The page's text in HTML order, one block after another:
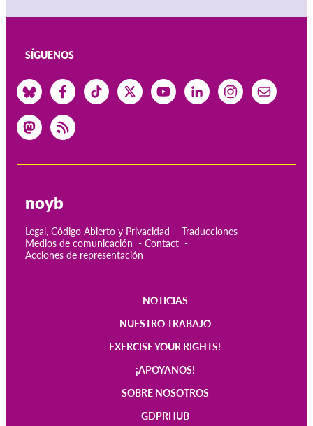
SÍGUENOS
noyb
Legal, Código Abierto y Privacidad
Traducciones
Medios de comunicación
Contact
Acciones de representación
NOTICIAS
NUESTRO TRABAJO
EXERCISE YOUR RIGHTS!
¡APOYANOS!
SOBRE NOSOTROS
GDPRHUB